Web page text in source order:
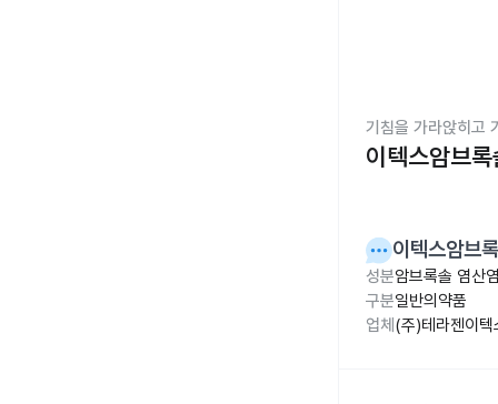
기침을 가라앉히고
이텍스암브
이텍스암브
성분암브록솔 염산
구분일반의약품
업체 (주)테라젠이텍